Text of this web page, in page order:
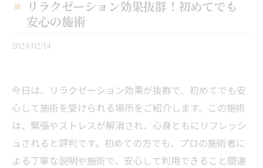
リラクゼーション効果抜群！初めてでも
安心の施術
2024/02/14
今日は、リラクゼーション効果が抜群で、初めてでも安
心して施術を受けられる場所をご紹介します。この施術
は、緊張やストレスが解消され、心身ともにリフレッシ
ュされると評判です。初めての方でも、プロの施術者に
よる丁寧な説明や施術で、安心して利用できること間違